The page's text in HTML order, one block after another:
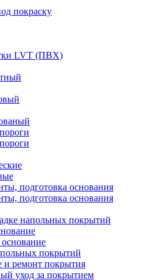
покраску
LVT (ПВХ)
подготовка основания
подготовка основания
напольных покрытий
покрытий
и ремонт покрытия
уход за покрытием